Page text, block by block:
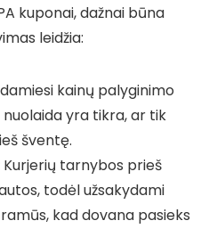
kuponai, dažnai būna
leidžia:
kainų palyginimo
yra tikra, ar tik
šventę.
Kurjerių tarnybos prieš
todėl užsakydami
kad dovana pasieks